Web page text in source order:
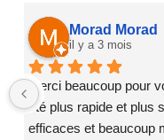
Patrice
il y a 3 mois
Très efficace,
du client.Je ne suis
habituellement, mais